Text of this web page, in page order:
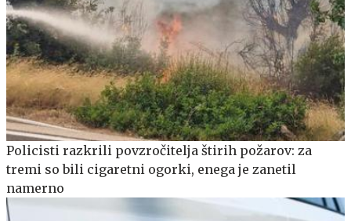
Policisti razkrili povzročitelja štirih požarov: za
tremi so bili cigaretni ogorki, enega je zanetil
namerno